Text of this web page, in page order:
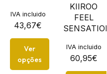
43,67€
IVA incluido
Ver
opções
KIIROO
FEEL
SENSATION
60,95€
IVA incluido